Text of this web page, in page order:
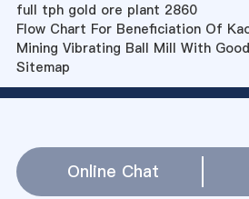
full tph gold ore plant 2860
Flow Chart For Beneficiation Of
Mining Vibrating Ball Mill With
Sitemap
Online Chat